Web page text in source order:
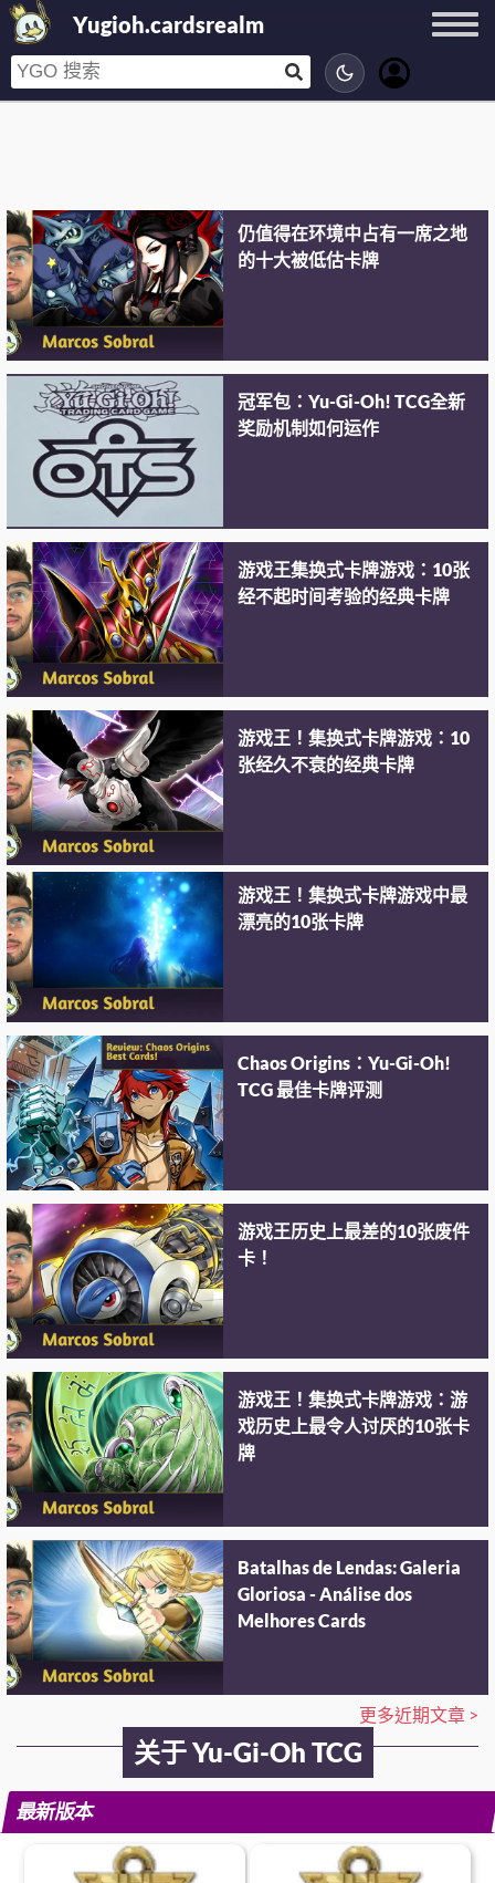
Yugioh.cardsrealm
仍值得在环境中占有一席之地
的十大被低估卡牌
冠军包：Yu-Gi-Oh! TCG全新
奖励机制如何运作
游戏王集换式卡牌游戏：10张
经不起时间考验的经典卡牌
游戏王！集换式卡牌游戏：10
张经久不衰的经典卡牌
游戏王！集换式卡牌游戏中最
漂亮的10张卡牌
Chaos Origins：Yu-Gi-Oh!
TCG 最佳卡牌评测
游戏王历史上最差的10张废件
卡！
游戏王！集换式卡牌游戏：游
戏历史上最令人讨厌的10张卡
牌
Batalhas de Lendas: Galeria
Gloriosa - Análise dos
Melhores Cards
更多近期文章 >
关于 Yu-Gi-Oh TCG
最新版本